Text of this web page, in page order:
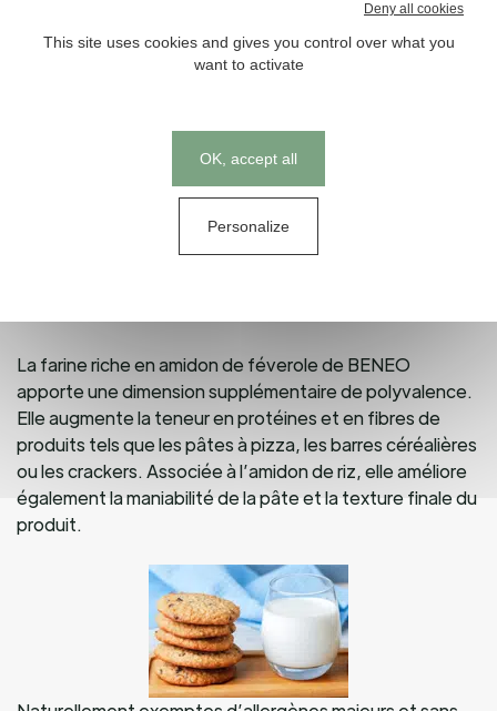
La polyvalence fonctionnelle est son principal avantage.
Dans les substituts laitiers, le concentré de protéines de
féverole permet d’obtenir des textures onctueuses et
crèmes fouettées. Dans les substituts de viande, il
améliore le croquant, le moelleux et la rétention d’eau.
remplacer partiellement ou totalement les œufs dans
des recettes comme les muffins, biscuits et meringues,
contribuant ainsi à réduire les coûts et à sécuriser
La farine riche en amidon de féverole de BENEO
apporte une dimension supplémentaire de polyvalence.
Elle augmente la teneur en protéines et en fibres de
produits tels que les pâtes à pizza, les barres céréalières
ou les crackers. Associée à l’amidon de riz, elle améliore
également la maniabilité de la pâte et la texture finale du
produit.
Cookies management panel
This site uses cookies and gives you control over what you
want to activate
OK, accept all
Deny all cookies
Personalize